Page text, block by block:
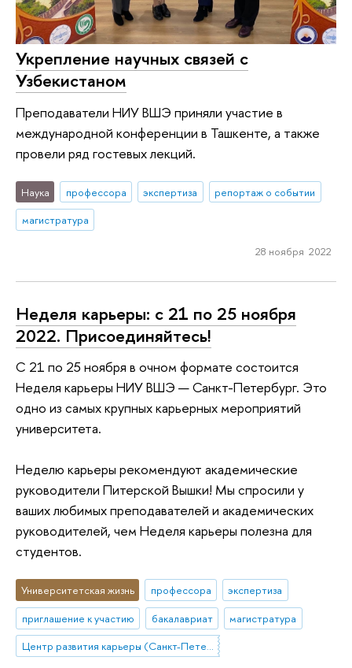
Укрепление научных связей с
Узбекистаном
Преподаватели НИУ ВШЭ приняли участие в
международной конференции в Ташкенте, а также
провели ряд гостевых лекций.
Наука профессора экспертиза
репортаж о событии
магистратура
28 ноября 2022
Неделя карьеры: с 21 по 25 ноября
2022. Присоединяйтесь!
C 21 по 25 ноября в очном формате состоится
Неделя карьеры НИУ ВШЭ — Санкт-Петербург. Это
одно из самых крупных карьерных мероприятий
университета.
Неделю карьеры рекомендуют академические
руководители Питерской Вышки! Мы спросили у
ваших любимых преподавателей и академических
руководителей, чем Неделя карьеры полезна для
студентов.
Университетская жизнь профессора
экспертиза
приглашение к участию
бакалавриат
магистратура
Центр развития карьеры (Санкт-Петербург)